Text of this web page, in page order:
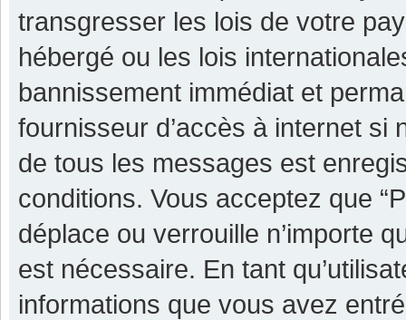
transgresser les lois de votre
hébergé ou les lois
bannissement immédiat et
fournisseur d’accès à internet si
de tous les messages est
conditions. Vous acceptez que
déplace ou verrouille n’importe
est nécessaire. En tant
informations que vous avez